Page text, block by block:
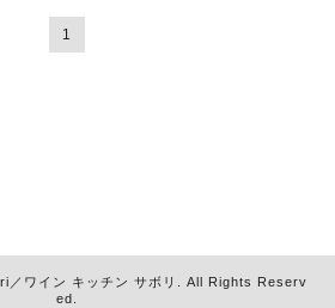
1
ワイン キッチン サボリ
. All Rights Reserv
ed.